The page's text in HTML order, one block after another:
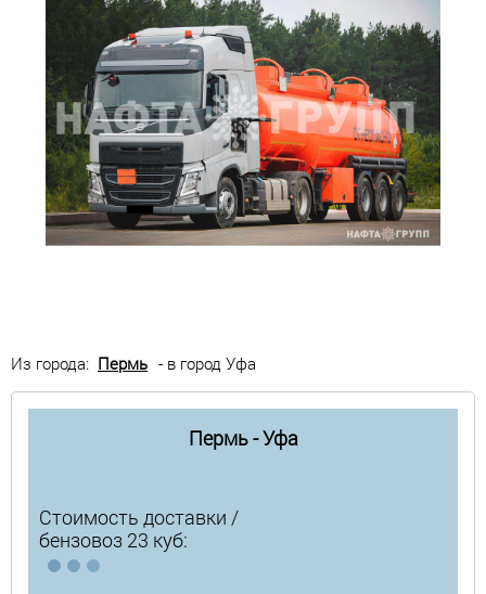
Из города: Пермь - в город Уфа
Пермь - Уфа
Стоимость доставки /
бензовоз 23 куб: